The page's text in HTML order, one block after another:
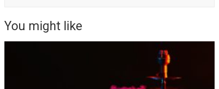
You might like